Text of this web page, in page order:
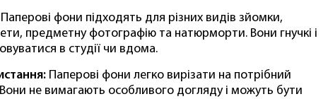
фони підходять для різних видів зйомки,
предметну фотографію та натюрморти. Вони гнучкі і
в студії чи вдома.
Паперові фони легко вирізати на потрібний
не вимагають особливого догляду і можуть бути